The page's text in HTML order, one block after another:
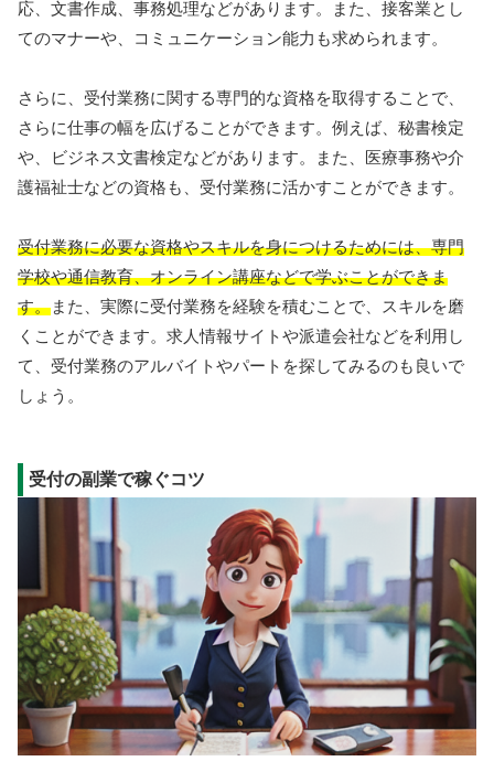
応、文書作成、事務処理などがあります。また、接客業とし
てのマナーや、コミュニケーション能力も求められます。
さらに、受付業務に関する専門的な資格を取得することで、
さらに仕事の幅を広げることができます。例えば、秘書検定
や、ビジネス文書検定などがあります。また、医療事務や介
護福祉士などの資格も、受付業務に活かすことができます。
受付業務に必要な資格やスキルを身につけるためには、専門
学校や通信教育、オンライン講座などで学ぶことができま
す。また、実際に受付業務を経験を積むことで、スキルを磨
くことができます。求人情報サイトや派遣会社などを利用し
て、受付業務のアルバイトやパートを探してみるのも良いで
しょう。
受付の副業で稼ぐコツ